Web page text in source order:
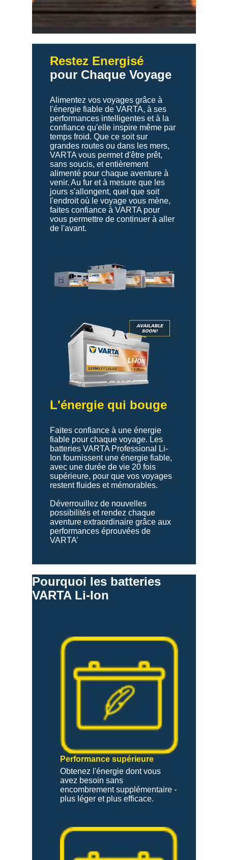
Restez Energisé
pour Chaque Voyage
Alimentez vos voyages grâce à
l'énergie fiable de VARTA, à ses
performances intelligentes et à la
confiance qu'elle inspire même par
temps froid. Que ce soit sur
grandes routes ou dans les mers,
VARTA vous permet d'être prêt,
sans soucis, et entièrement
alimenté pour chaque aventure à
venir. Au fur et à mesure que les
jours s'allongent, quel que soit
l'endroit où le voyage vous mène,
faites confiance à VARTA pour
vous permettre de continuer à aller
de l'avant.
L'énergie qui bouge
Faites confiance à une énergie
fiable pour chaque voyage. Les
batteries VARTA Professional Li-
Ion fournissent une énergie fiable,
avec une durée de vie 20 fois
supérieure, pour que vos voyages
restent fluides et mémorables.
Déverrouillez de nouvelles
possibilités et rendez chaque
aventure extraordinaire grâce aux
performances éprouvées de
VARTA’
Pourquoi les batteries
VARTA Li-Ion
Performance supérieure
Obtenez l'énergie dont vous
avez besoin sans
encombrement supplémentaire -
plus léger et plus efficace.